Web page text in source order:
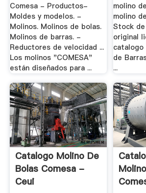
Comesa - Productos-
Moldes y modelos. -
Molinos. Molinos de bolas.
Molinos de barras. -
Reductores de velocidad ...
Los molinos "COMESA"
están diseñados para ...
molino
molino
Stock de
original
catalogo
de
...
Catalogo Molino De
Bolas Comesa -
Ceui